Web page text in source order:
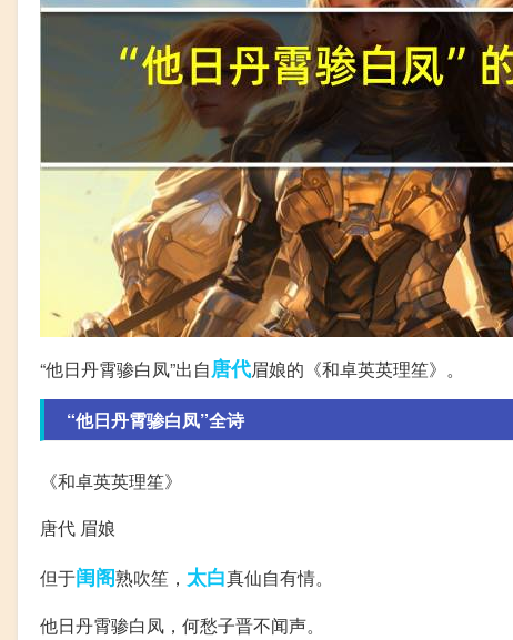
“他日丹霄骖白凤”出自唐代眉娘的《和卓英英理笙》。
“他日丹霄骖白凤”全诗
《和卓英英理笙》
唐代 眉娘
但于闺阁熟吹笙， 太白真仙自有情。
他日丹霄骖白凤，何愁子晋不闻声。